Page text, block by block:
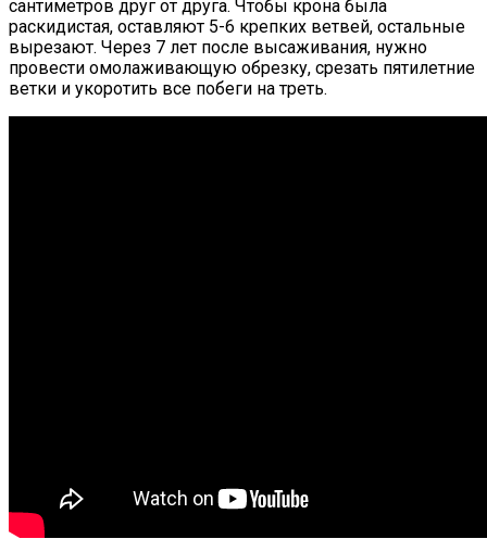
сантиметров друг от друга. Чтобы крона была
раскидистая, оставляют 5-6 крепких ветвей, остальные
вырезают. Через 7 лет после высаживания, нужно
провести омолаживающую обрезку, срезать пятилетние
ветки и укоротить все побеги на треть.